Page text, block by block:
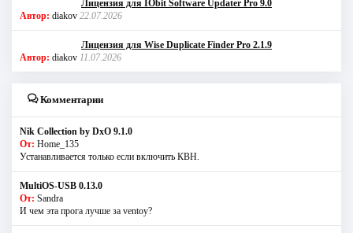
Лицензия для IObit Software Updater Pro 9.0
Автор: diakov 22.07.2026
Лицензия для Wise Duplicate Finder Pro 2.1.9
Автор: diakov 11.07.2026
Комментарии
Nik Collection by DxO 9.1.0
От: Home_135
Устанавливается только если включить КВН.
MultiOS-USB 0.13.0
От: Sandra
И чем эта прога лучше за ventoy?